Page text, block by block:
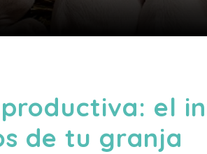
el
de tu granja